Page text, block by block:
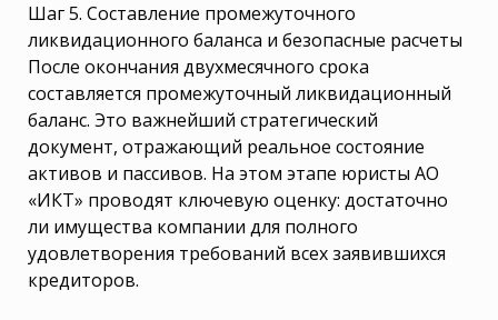
Шаг 5. Составление промежуточного
ликвидационного баланса и безопасные расчеты
После окончания двухмесячного срока
составляется промежуточный ликвидационный
баланс. Это важнейший стратегический
документ, отражающий реальное состояние
активов и пассивов. На этом этапе юристы АО
«ИКТ» проводят ключевую оценку: достаточно
ли имущества компании для полного
удовлетворения требований всех заявившихся
кредиторов.